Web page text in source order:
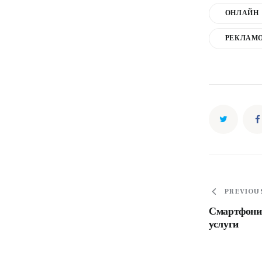
ОНЛАЙН
услуги